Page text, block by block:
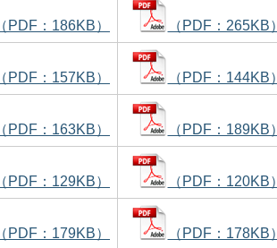
（PDF：186KB） （PDF：265KB）
（PDF：157KB） （PDF：144KB）
（PDF：163KB） （PDF：189KB）
（PDF：129KB） （PDF：120KB）
（PDF：179KB） （PDF：178KB）